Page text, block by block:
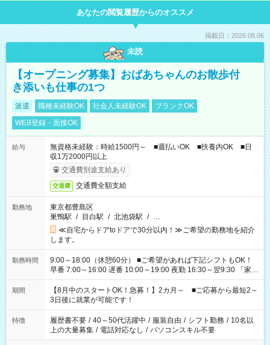
あなたの閲覧履歴からのオススメ
掲載日：2026.08.06
未読
【オープニング募集】おばあちゃんのお散歩付
き添いも仕事の1つ
派遣 職種未経験OK 社会人未経験OK
ブランクOK
WEB登録・面接OK
給与
無資格未経験：時給1500円～ ■週払いOK ■扶養内OK ■日
収1万2000円以上
交通費別途支給あり
交通費 交通費全額支給
勤務地
東京都豊島区
巣鴨駅 / 目白駅 / 北池袋駅 / …
≪自宅からドアtoドアで30分以内！≫ご希望の勤務地を紹介
します。
勤務時間
9:00～18:00（休憩60分） ■ご希望があれば下記シフトもOK！
早番 7:00～16:00 遅番 10:00～19:00 夜勤 16:30～翌9:30 「家族
と休みを合わせたい」 「余裕を持って夕飯の準備がしたい」
「できれば残業はしたくない」 など、ご希望を教えてください
ね。 ※Wワーク希望の方へ 今ご覧のお仕事で希望する勤務時間
と、もう1つのお仕事の勤務時間。 合計で週40時間を超える場
合は応募できません。
期間
【8月中のスタートOK！急募！】2カ月～ ■ご応募から最短2～
3日後に就業が可能です！
特徴 履歴書不要 / 40～50代活躍中 / 服装自由 / シフト勤務 / 10名以
上の大量募集 / 電話対応なし / パソコンスキル不要